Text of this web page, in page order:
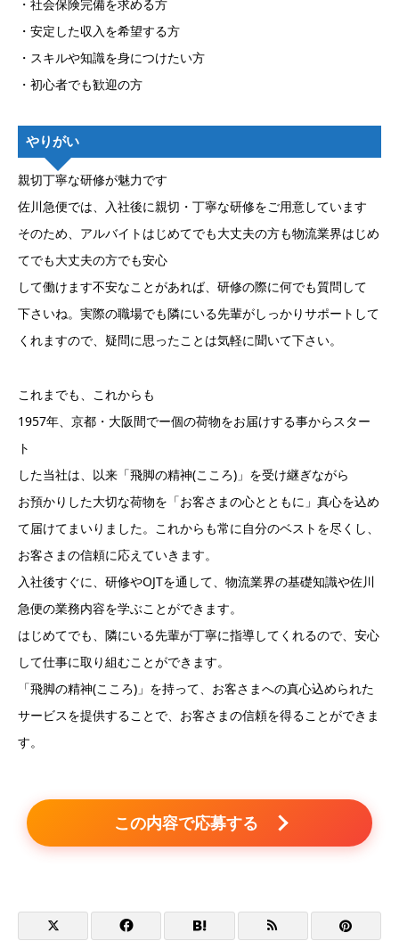
・社会保険完備を求める方
・安定した収入を希望する方
・スキルや知識を身につけたい方
・初心者でも歓迎の方
やりがい
親切丁寧な研修が魅力です
佐川急便では、入社後に親切・丁寧な研修をご用意しています
そのため、アルバイトはじめてでも大丈夫の方も物流業界はじめ
てでも大丈夫の方でも安心
して働けます不安なことがあれば、研修の際に何でも質問して
下さいね。実際の職場でも隣にいる先輩がしっかりサポートして
くれますので、疑問に思ったことは気軽に聞いて下さい。
これまでも、これからも
1957年、京都・大阪間でー個の荷物をお届けする事からスター
ト
した当社は、以来「飛脚の精神(こころ)」を受け継ぎながら
お預かりした大切な荷物を「お客さまの心とともに」真心を込め
て届けてまいりました。これからも常に自分のベストを尽くし、
お客さまの信頼に応えていきます。
入社後すぐに、研修やOJTを通して、物流業界の基礎知識や佐川
急便の業務内容を学ぶことができます。
はじめてでも、隣にいる先輩が丁寧に指導してくれるので、安心
して仕事に取り組むことができます。
「飛脚の精神(こころ)」を持って、お客さまへの真心込められた
サービスを提供することで、お客さまの信頼を得ることができま
す。
この内容で応募する